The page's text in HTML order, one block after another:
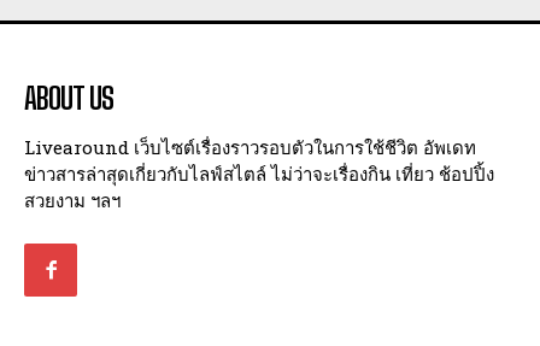
ABOUT US
Livearound เว็บไซต์เรื่องราวรอบตัวในการใช้ชีวิต อัพเดท
ข่าวสารล่าสุดเกี่ยวกับไลฟ์สไตล์ ไม่ว่าจะเรื่องกิน เที่ยว ช้อปปิ้ง
สวยงาม ฯลฯ